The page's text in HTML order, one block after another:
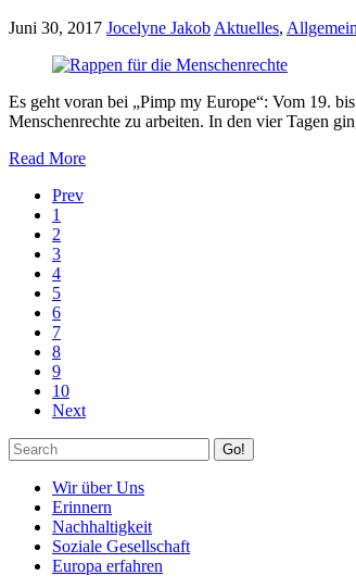
Juni 30, 2017 Jocelyne Jakob Aktuelles, Allgemein
Es geht voran bei „Pimp my Europe“: Vom 19.
Menschenrechte zu arbeiten. In den vier Tagen
Read More
Prev
1
2
3
4
5
6
7
8
9
10
Next
Go!
Wir über Uns
Erinnern
Nachhaltigkeit
Soziale Gesellschaft
Europa erfahren